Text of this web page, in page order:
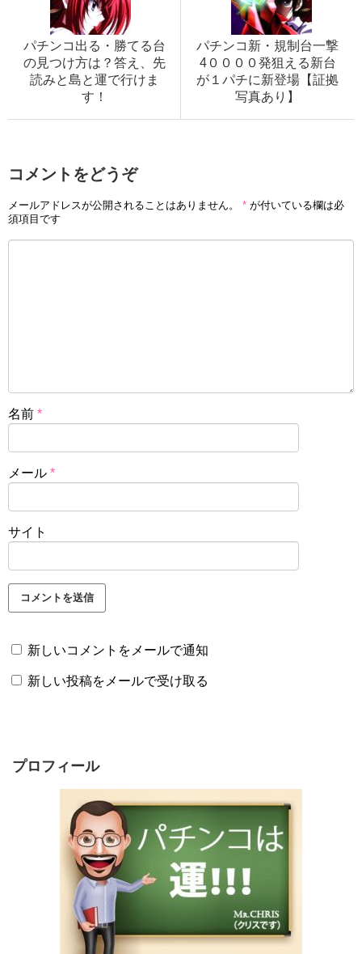
パチンコ出る・勝てる台
の見つけ方は？答え、先
読みと島と運で行けま
す！
パチンコ新・規制台一撃
4００００発狙える新台
が１パチに新登場【証拠
写真あり】
コメントをどうぞ
メールアドレスが公開されることはありません。 * が付いている欄は必
須項目です
名前 *
メール *
サイト
新しいコメントをメールで通知
新しい投稿をメールで受け取る
プロフィール